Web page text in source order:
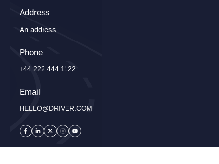
Address
An address
Phone
+44 222 444 1122
Email
HELLO@DRIVER.COM